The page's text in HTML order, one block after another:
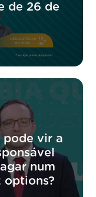
de 26 de
pode vir a
num
options?